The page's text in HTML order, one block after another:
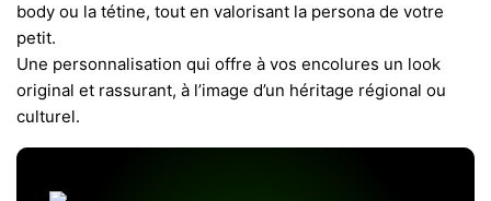
body ou la tétine, tout en valorisant la persona de votre
petit.
Une personnalisation qui offre à vos encolures un look
original et rassurant, à l’image d’un héritage régional ou
culturel.